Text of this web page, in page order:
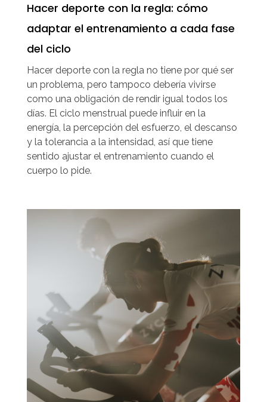
Hacer deporte con la regla: cómo
adaptar el entrenamiento a cada fase
del ciclo
Hacer deporte con la regla no tiene por qué ser
un problema, pero tampoco debería vivirse
como una obligación de rendir igual todos los
días. El ciclo menstrual puede influir en la
energía, la percepción del esfuerzo, el descanso
y la tolerancia a la intensidad, así que tiene
sentido ajustar el entrenamiento cuando el
cuerpo lo pide.